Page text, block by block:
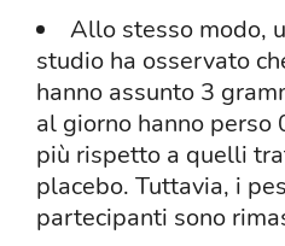
Allo stesso modo,
studio ha osservato
hanno assunto 3
al giorno hanno perso
più rispetto a quelli
placebo. Tuttavia, i
partecipanti sono